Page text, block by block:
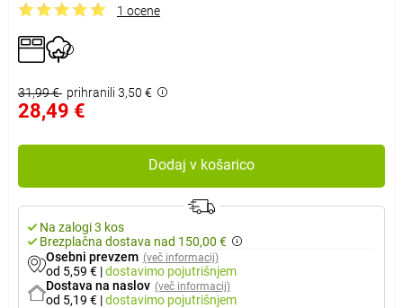
1 ocene
31,99 € prihranili 3,50 €
28,49 €
Dodaj v košarico
Na zalogi 3 kos
Brezplačna dostava nad 150,00 €
Osebni prevzem (več informacij)
od 5,59 € |dostavimo pojutrišnjem
Dostava na naslov (več informacij)
od 5,19 € |dostavimo pojutrišnjem